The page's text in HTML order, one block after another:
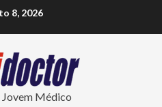
8, 2026
Médico